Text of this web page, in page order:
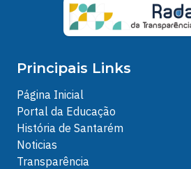
Principais Links
Página Inicial
Portal da Educação
História de Santarém
Noticias
Transparência